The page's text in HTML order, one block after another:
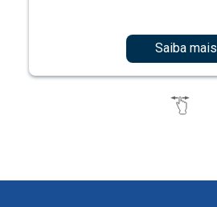
Saiba mais